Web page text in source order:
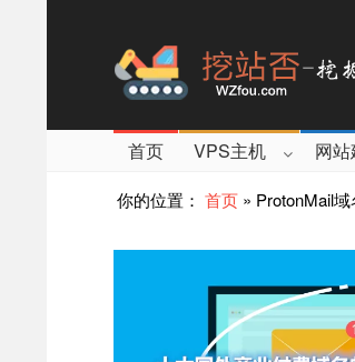
首页 VPS主机 网
你的位置： 首页 » ProtonMail